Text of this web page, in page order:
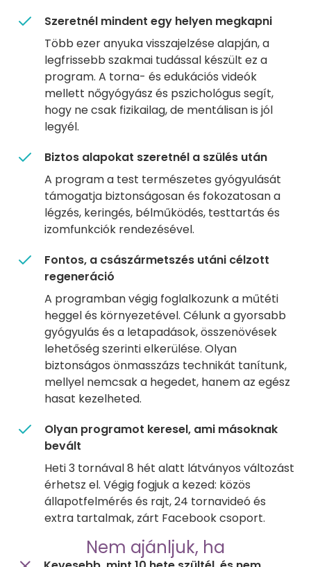
Szeretnél mindent egy helyen megkapni
Több ezer anyuka visszajelzése alapján, a
legfrissebb szakmai tudással készült ez a
program. A torna- és edukációs videók
mellett nőgyógyász és pszichológus segít,
hogy ne csak fizikailag, de mentálisan is jól
legyél.
Biztos alapokat szeretnél a szülés után
A program a test természetes gyógyulását
támogatja biztonságosan és fokozatosan a
légzés, keringés, bélműködés, testtartás és
izomfunkciók rendezésével.
Fontos, a császármetszés utáni célzott
regeneráció
A programban végig foglalkozunk a műtéti
heggel és környezetével. Célunk a gyorsabb
gyógyulás és a letapadások, összenövések
lehetőség szerinti elkerülése. Olyan
biztonságos önmasszázs technikát tanítunk,
mellyel nemcsak a hegedet, hanem az egész
hasat kezelheted.
Olyan programot keresel, ami másoknak
bevált
Heti 3 tornával 8 hét alatt látványos változást
érhetsz el. Végig fogjuk a kezed: közös
állapotfelmérés és rajt, 24 tornavideó és
extra tartalmak, zárt Facebook csoport.
Nem ajánljuk, ha